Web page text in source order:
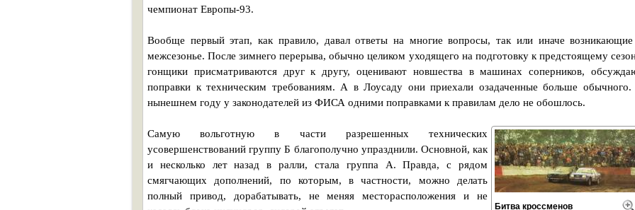
чемпионат Европы-93.
Вообще первый этап, как правило, давал ответы на многие вопросы, так или иначе
межсезонье. После зимнего перерыва, обычно целиком уходящего на подготовку к предстоящему
гонщики присматриваются друг к другу, оценивают новшества в машинах соперников,
поправки к техническим требованиям. А в Лоусаду они приехали озадаченные больше
нынешнем году у законодателей из ФИСА одними поправками к правилам дело не обошлось.
Битва кроссменов
Самую вольготную в части разрешенных технических
усовершенствований группу Б благополучно упразднили. Основной, как
и несколько лет назад в ралли, стала группа А. Правда, с рядом
смягчающих дополнений, по которым, в частности, можно делать
полный привод, дорабатывать, не меняя месторасположения и не